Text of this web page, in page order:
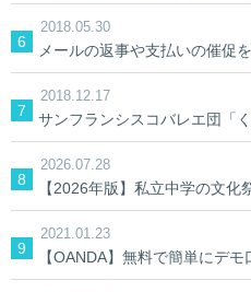
2018.05.30
2018.12.17
サンフランシスコバレエ団「
2026.07.28
2021.01.23